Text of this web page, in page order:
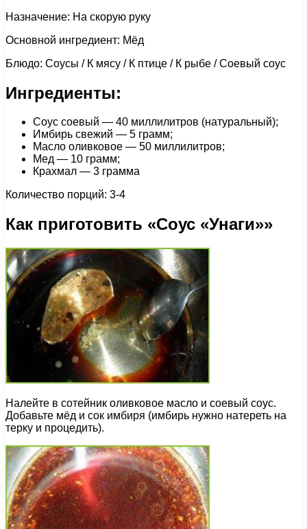
Назначение: На скорую руку
Основной ингредиент: Мёд
Блюдо: Соусы / К мясу / К птице / К рыбе / Соевый соус
Ингредиенты:
Соус соевый — 40 миллилитров (натуральный);
Имбирь свежий — 5 грамм;
Масло оливковое — 50 миллилитров;
Мед — 10 грамм;
Крахмал — 3 грамма
Количество порций: 3-4
Как приготовить «Соус «Унаги»»
Налейте в сотейник оливковое масло и соевый соус.
Добавьте мёд и сок имбиря (имбирь нужно натереть на
терку и процедить).